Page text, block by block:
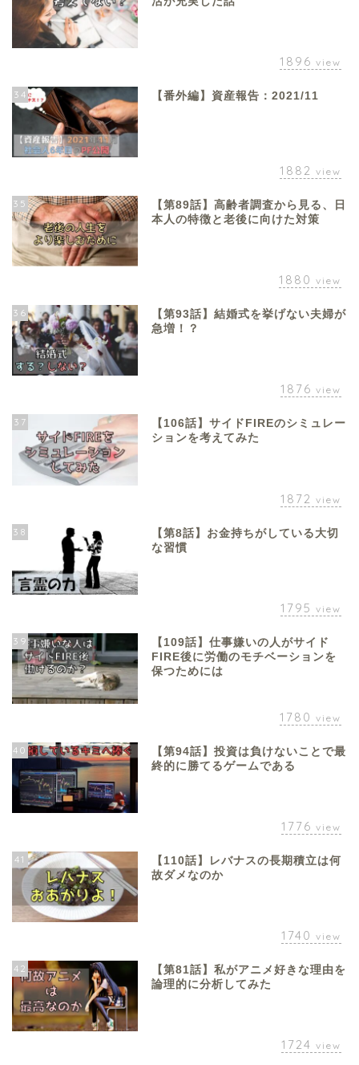
1896 view
34 【番外編】資産報告：2021/11
1882 view
35
【第89話】高齢者調査から見る、日
本人の特徴と老後に向けた対策
1880 view
36
【第93話】結婚式を挙げない夫婦が
急増！？
1876 view
37
【106話】サイドFIREのシミュレー
ションを考えてみた
1872 view
38
【第8話】お金持ちがしている大切
な習慣
1795 view
39
【109話】仕事嫌いの人がサイド
FIRE後に労働のモチベーションを
保つためには
1780 view
40
【第94話】投資は負けないことで最
終的に勝てるゲームである
1776 view
41
【110話】レバナスの長期積立は何
故ダメなのか
1740 view
42
【第81話】私がアニメ好きな理由を
論理的に分析してみた
1724 view